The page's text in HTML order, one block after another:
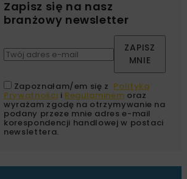
Zapisz się na nasz
branżowy newsletter
ZAPISZ
MNIE
Zapoznałam/em się z Polityką
Prywatności i Regulaminem oraz
wyrażam zgodę na otrzymywanie na
podany przeze mnie adres e-mail
korespondencji handlowej w postaci
newslettera.